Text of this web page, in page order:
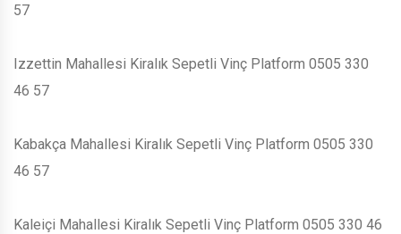
57
Izzettin Mahallesi Kiralık Sepetli Vinç Platform 0505 330
46 57
Kabakça Mahallesi Kiralık Sepetli Vinç Platform 0505 330
46 57
Kaleiçi Mahallesi Kiralık Sepetli Vinç Platform 0505 330 46